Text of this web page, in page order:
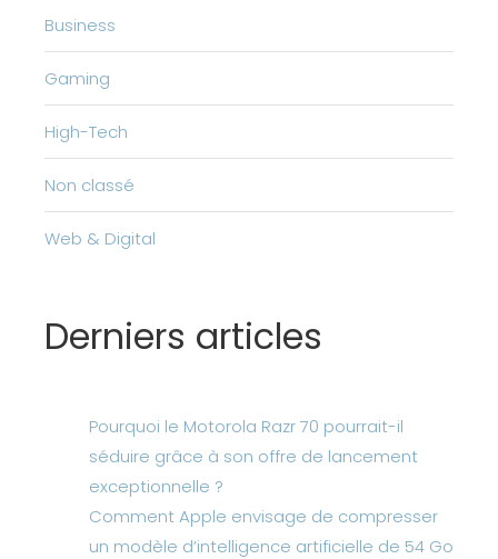
Business
Gaming
High-Tech
Non classé
Web & Digital
Derniers articles
Pourquoi le Motorola Razr 70 pourrait-il
séduire grâce à son offre de lancement
exceptionnelle ?
Comment Apple envisage de compresser
un modèle d’intelligence artificielle de 54 Go